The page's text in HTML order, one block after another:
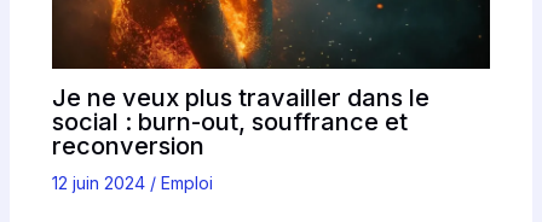
Je ne veux plus travailler dans le
social : burn-out, souffrance et
reconversion
12 juin 2024 / Emploi